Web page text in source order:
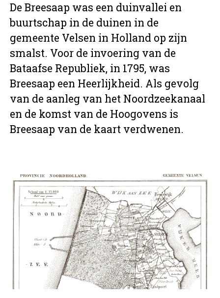
De Breesaap was een duinvallei en
buurtschap in de duinen in de
gemeente Velsen in Holland op zijn
smalst. Voor de invoering van de
Bataafse Republiek, in 1795, was
Breesaap een Heerlijkheid. Als gevolg
van de aanleg van het Noordzeekanaal
en de komst van de Hoogovens is
Breesaap van de kaart verdwenen.